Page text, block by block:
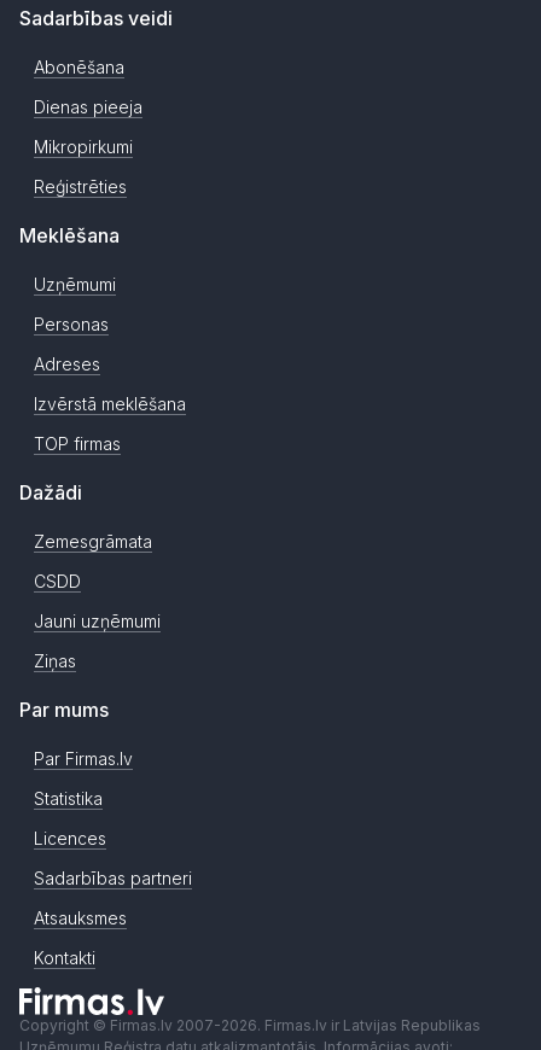
Sadarbības veidi
Abonēšana
Dienas pieeja
Mikropirkumi
Reģistrēties
Meklēšana
Uzņēmumi
Personas
Adreses
Izvērstā meklēšana
TOP firmas
Dažādi
Zemesgrāmata
CSDD
Jauni uzņēmumi
Ziņas
Par mums
Par Firmas.lv
Statistika
Licences
Sadarbības partneri
Atsauksmes
Kontakti
Copyright © Firmas.lv 2007-2026. Firmas.lv ir Latvijas Republikas